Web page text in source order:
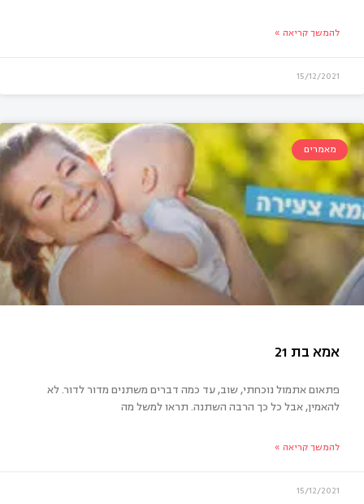
להמשך קריאה »
15/12/2021
מאמרים
פתאום אתמול נוכחתי, שוב, עד כמה דברים משתנים מדור לדור. לא
להאמין, אבל כל כך הרבה השתנה. תראו למשל מה
להמשך קריאה »
15/12/2021